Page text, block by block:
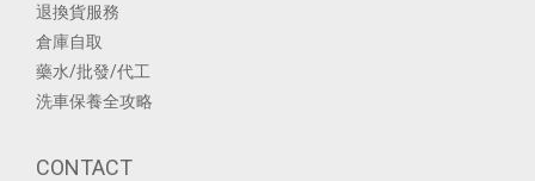
退換貨服務
倉庫自取
藥水/批發/代工
洗車保養全攻略
CONTACT